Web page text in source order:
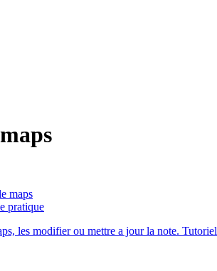
maps
pratique
les modifier ou mettre a jour la note.